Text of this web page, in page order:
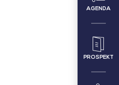
AGENDA
PROSPEKT